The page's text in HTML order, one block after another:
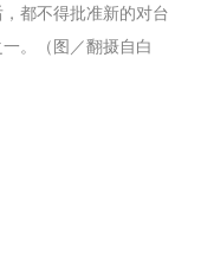
都不得批准新的对台
。（图／翻摄自白